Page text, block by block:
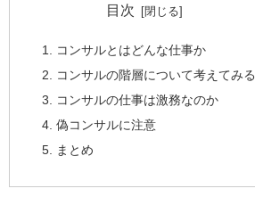
目次
コンサルとはどんな仕事か
コンサルの階層について考えてみる
コンサルの仕事は激務なのか
偽コンサルに注意
まとめ